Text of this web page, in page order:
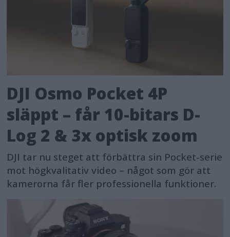
DJI Osmo Pocket 4P
släppt – får 10-bitars D-
Log 2 & 3x optisk zoom
DJI tar nu steget att förbättra sin Pocket-serie
mot högkvalitativ video – något som gör att
kamerorna får fler professionella funktioner.